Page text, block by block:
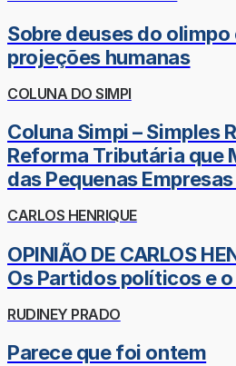
Sobre deuses do
projeções humanas
COLUNA DO SIMPI
Coluna Simpi – Simples
Reforma Tributária que
das Pequenas
CARLOS HENRIQUE
OPINIÃO DE CARLOS
Os Partidos políticos e
RUDINEY PRADO
Parece que foi ontem